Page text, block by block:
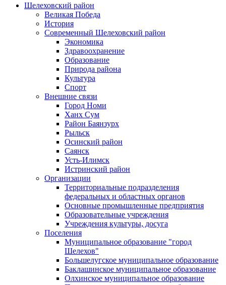
Шелеховский район
Великая Победа
История
Современный Шелеховский район
Экономика
Здравоохранение
Образование
Природа района
Культура
Спорт
Внешние связи
Город Номи
Ханх Сум
Район Баянзурх
Рыльск
Осинский район
Саянск
Усть-Илимск
Истринский район
Организации
Территориальные подразделения
федеральных и областных органов
Основные промышленные предприятия
Образовательные учреждения
Учреждения культуры, досуга
Поселения
Муниципальное образование "город
Шелехов"
Большелугское муниципальное образование
Баклашинское муниципальное образование
Олхинское муниципальное образование